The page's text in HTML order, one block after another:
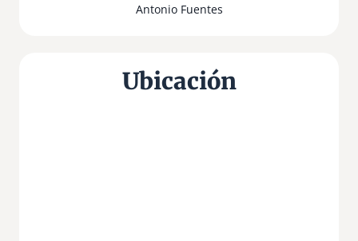
Antonio Fuentes
Ubicación